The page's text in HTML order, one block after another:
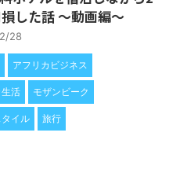
した話 〜動画編〜
28
アフリカビジネス
活 モザンビーク
イル 旅行